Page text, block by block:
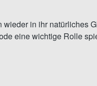
in ihr natürliches
eine wichtige Rolle